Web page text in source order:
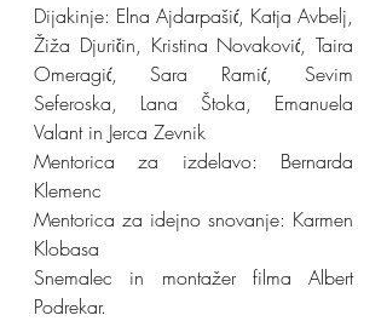
Dijakinje: Elna Ajdarpašić, Katja Avbelj,
Žiža Djuričin, Kristina Novaković, Taira
Omeragić, Sara Ramić, Sevim
Seferoska, Lana Štoka, Emanuela
Valant in Jerca Zevnik
Mentorica za izdelavo: Bernarda
Klemenc
Mentorica za idejno snovanje: Karmen
Klobasa
Snemalec in montažer filma Albert
Podrekar.